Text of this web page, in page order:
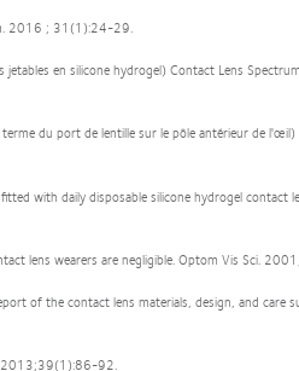
2016 ; 31(1):24-29.
jetables en silicone hydrogel) Contact Lens
du port de lentille sur le pôle antérieur de
with daily disposable silicone hydrogel contact
lens wearers are negligible. Optom Vis Sci.
of the contact lens materials, design, and care
2013;39(1):86-92.